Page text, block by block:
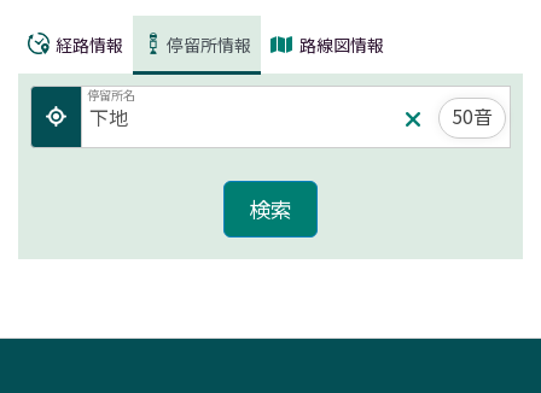
経路情報 停留所情報 路線図情報
停留所名
50音